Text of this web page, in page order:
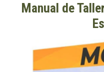
Manual de